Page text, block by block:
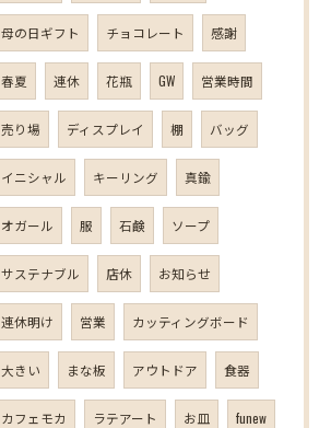
母の日ギフト チョコレート 感謝
春夏 連休 花瓶 GW 営業時間
売り場 ディスプレイ 棚 バッグ
イニシャル キーリング 真鍮
オガール 服 石鹸 ソープ
サステナブル 店休 お知らせ
連休明け 営業 カッティングボード
大きい まな板 アウトドア 食器
カフェモカ ラテアート お皿 funew